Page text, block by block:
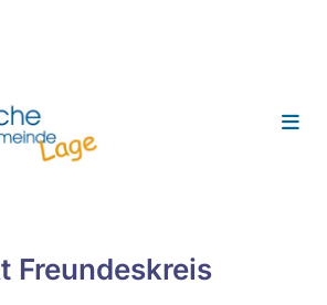
Freundeskreis